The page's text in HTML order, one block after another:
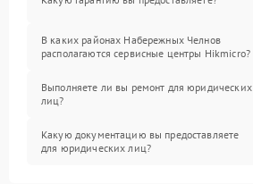
В каких районах Набережных Челнов
располагаются сервисные центры Hikmicro?
Выполняете ли вы ремонт для юридических
лиц?
Какую документацию вы предоставляете
для юридических лиц?